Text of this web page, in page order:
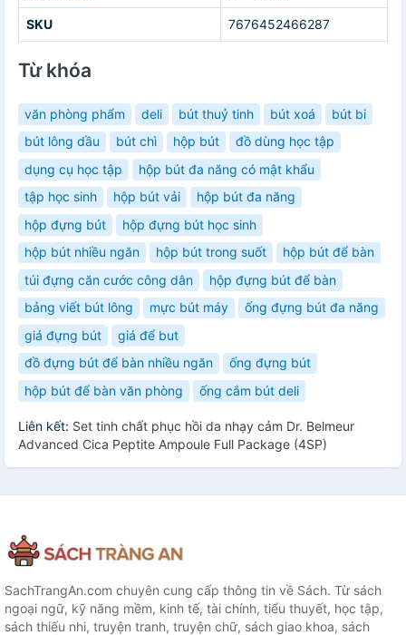
SKU 7676452466287
Từ khóa
văn phòng phẩm deli bút thuỷ tinh bút xoá
bút bi
bút lông dầu
bút chì hộp bút
đồ dùng học tập
dụng cụ học tập
hộp bút đa năng có mật khẩu
tập học sinh
hộp bút vải
hộp bút đa năng
hộp đựng bút
hộp đựng bút học sinh
hộp bút nhiều ngăn
hộp bút trong suốt
hộp bút để bàn
túi đựng căn cước công dân
hộp đựng bút để bàn
bảng viết bút lông
mực bút máy
ống đựng bút đa năng
giá đựng bút
giá để but
đồ đựng bút để bàn nhiều ngăn
ống đựng bút
hộp bút để bàn văn phòng
ống cắm bút deli
Liên kết: Set tinh chất phục hồi da nhạy cảm Dr. Belmeur
Advanced Cica Peptite Ampoule Full Package (4SP)
SachTrangAn.com chuyên cung cấp thông tin về Sách. Từ sách
ngoại ngữ, kỹ năng mềm, kinh tế, tài chính, tiểu thuyết, học tập,
sách thiếu nhi, truyện tranh, truyện chữ, sách giao khoa, sách